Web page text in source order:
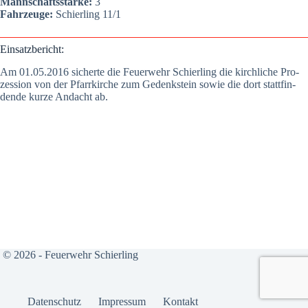
Fahr­zeu­ge: Schier­ling 11/1
Ein­satz­be­richt:
Am 01.05.2016 sicher­te die Feu­er­wehr Schier­ling die kirch­li­che Pro­
zes­si­on von der Pfarr­kir­che zum Gedenk­stein sowie die dort statt­fin­
den­de kur­ze Andacht ab.
© 2026 - Feuerwehr Schierling
Daten­schutz Impres­sum Kon­takt